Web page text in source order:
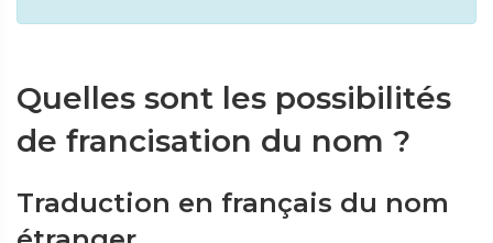
Quelles sont les possibilités
de francisation du nom ?
Traduction en français du nom